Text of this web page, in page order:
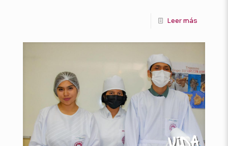
Leer más